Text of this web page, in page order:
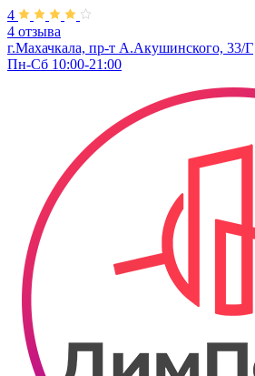
4
4 отзыва
г.Махачкала, пр-т А.Акушинского, 33/Г
Пн-Сб 10:00-21:00